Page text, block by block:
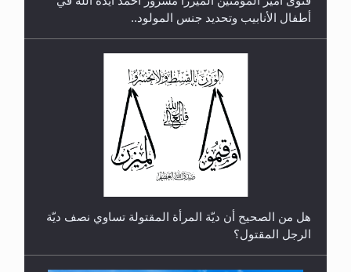
رأيٌ في لغة المسيح الموعود عليه السلام.. 4...
أطفال الأنابيب وتحديد جنس المولود..
هل من الصحيح أن ديّة المرأة المقتولة تساوي نصف ديّة
الرجل المقتول؟